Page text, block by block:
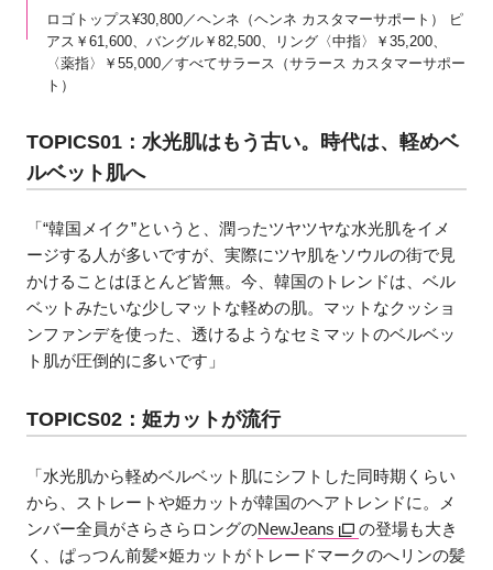
ロゴトップス¥30,800／ヘンネ（ヘンネ カスタマーサポート） ピ
アス￥61,600、バングル￥82,500、リング〈中指〉￥35,200、
〈薬指〉￥55,000／すべてサラース（サラース カスタマーサポー
ト）
TOPICS01：水光肌はもう古い。時代は、軽めベ
ルベット肌へ
「“韓国メイク”というと、潤ったツヤツヤな水光肌をイメ
ージする人が多いですが、実際にツヤ肌をソウルの街で見
かけることはほとんど皆無。今、韓国のトレンドは、ベル
ベットみたいな少しマットな軽めの肌。マットなクッショ
ンファンデを使った、透けるようなセミマットのベルベッ
ト肌が圧倒的に多いです」
TOPICS02：姫カットが流行
「水光肌から軽めベルベット肌にシフトした同時期くらい
から、ストレートや姫カットが韓国のヘアトレンドに。メ
ンバー全員がさらさらロングのNewJeans
の登場も大き
く、ぱっつん前髪×姫カットがトレードマークのへリンの髪